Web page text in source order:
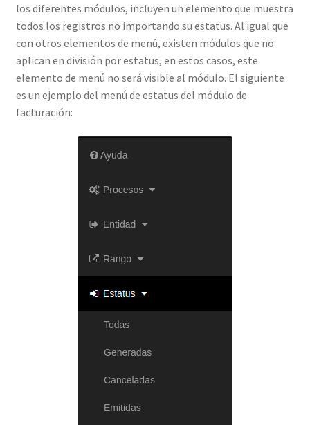
los diferentes módulos, incluyen un elemento que muestra
todos los registros no importando su estatus. Al igual que
con otros elementos de menú, existen módulos que no
aplican en división por estatus, en estos casos, este
elemento de menú no será visible al módulo. El siguiente
es un ejemplo del menú de estatus del módulo de
facturación: